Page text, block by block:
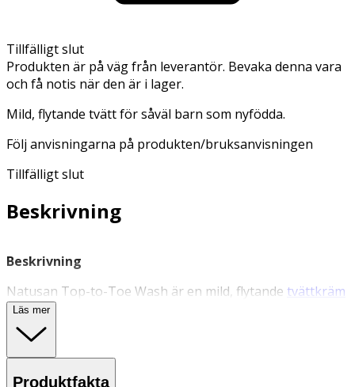
Tillfälligt slut
Produkten är på väg från leverantör. Bevaka denna vara
och få notis när den är i lager.
Mild, flytande tvätt för såväl barn som nyfödda.
Följ anvisningarna på produkten/bruksanvisningen
Tillfälligt slut
Beskrivning
Beskrivning
Natusan Top-to-Toe Wash är en mild, flytande tvättkräm
för barn och bebisar. Rengör hud och hår enkelt, snabbt
och skonsamt. Flaskan har en smidig pump och passar
utmärkt för användning i både badkar och dusch.
Formulan är lika skonsam mot ögonen som rent vatten
(NO MORE TEARS® formula). Utformad för att minimera
Läs mer
Produktfakta